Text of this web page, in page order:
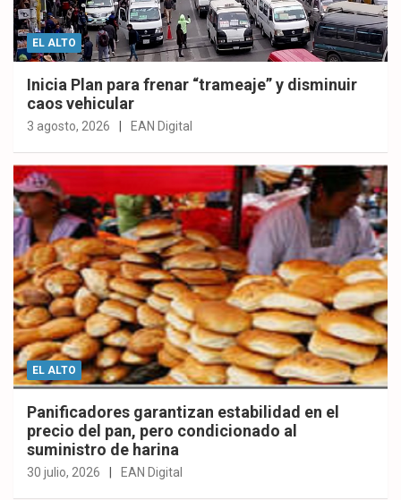
EL ALTO
Inicia Plan para frenar “trameaje” y disminuir
caos vehicular
3 agosto, 2026 EAN Digital
EL ALTO
Panificadores garantizan estabilidad en el
precio del pan, pero condicionado al
suministro de harina
30 julio, 2026 EAN Digital